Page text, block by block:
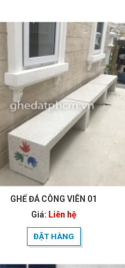
GHẾ ĐÁ CÔNG VIÊN 01
Giá: Liên hệ
ĐẶT HÀNG